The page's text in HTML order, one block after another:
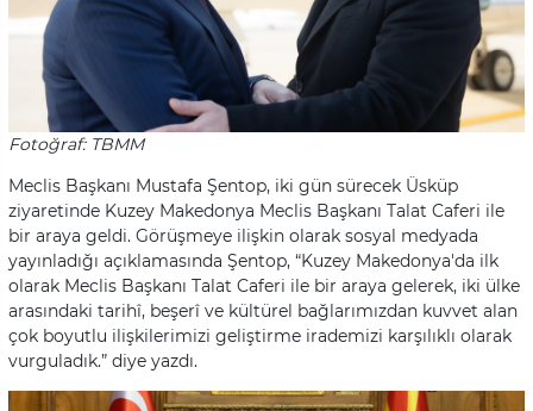
Fotoğraf: TBMM
Meclis Başkanı Mustafa Şentop, iki gün sürecek Üsküp
ziyaretinde Kuzey Makedonya Meclis Başkanı Talat Caferi ile
bir araya geldi. Görüşmeye ilişkin olarak sosyal medyada
yayınladığı açıklamasında Şentop, “Kuzey Makedonya'da ilk
olarak Meclis Başkanı Talat Caferi ile bir araya gelerek, iki ülke
arasındaki tarihî, beşerî ve kültürel bağlarımızdan kuvvet alan
çok boyutlu ilişkilerimizi geliştirme irademizi karşılıklı olarak
vurguladık.” diye yazdı.